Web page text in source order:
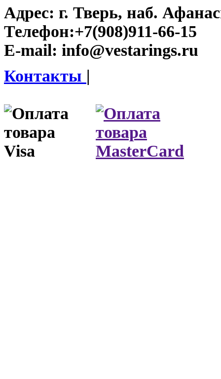
Адрес: г. Тверь, наб.
Телефон:+7(908)911-66-15
E-mail: info@vestarings.ru
Контакты |